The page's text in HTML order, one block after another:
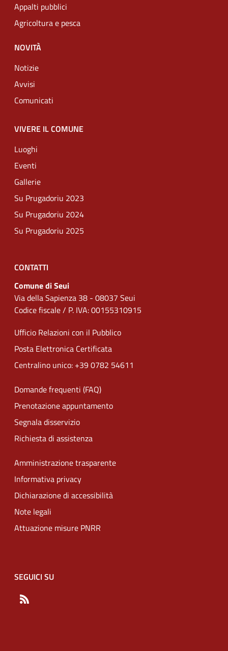
Appalti pubblici
Agricoltura e pesca
NOVITÀ
Notizie
Avvisi
Comunicati
VIVERE IL COMUNE
Luoghi
Eventi
Gallerie
Su Prugadoriu 2023
Su Prugadoriu 2024
Su Prugadoriu 2025
CONTATTI
Comune di Seui
Via della Sapienza 38 - 08037 Seui
Codice fiscale / P. IVA: 00155310915
Ufficio Relazioni con il Pubblico
Posta Elettronica Certificata
Centralino unico: +39 0782 54611
Domande frequenti (FAQ)
Prenotazione appuntamento
Segnala disservizio
Richiesta di assistenza
Amministrazione trasparente
Informativa privacy
Dichiarazione di accessibilità
Note legali
Attuazione misure PNRR
SEGUICI SU